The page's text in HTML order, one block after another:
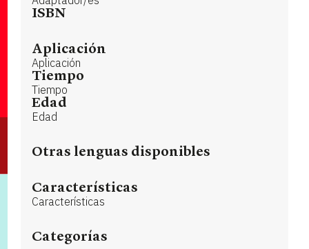
ISBN
Aplicación
Aplicación
Tiempo
Tiempo
Edad
Edad
Otras lenguas disponibles
Características
Características
Categorías